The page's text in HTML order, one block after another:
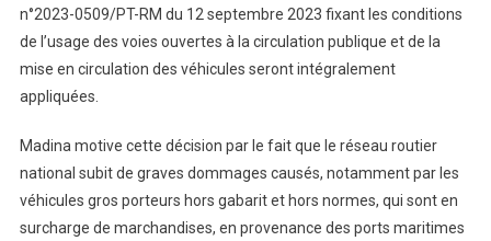
n°2023-0509/PT-RM du 12 septembre 2023 fixant les conditions
de l’usage des voies ouvertes à la circulation publique et de la
mise en circulation des véhicules seront intégralement
appliquées.
Madina motive cette décision par le fait que le réseau routier
national subit de graves dommages causés, notamment par les
véhicules gros porteurs hors gabarit et hors normes, qui sont en
surcharge de marchandises, en provenance des ports maritimes